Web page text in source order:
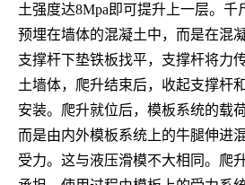
土强度达8Mpa即可提升上一层。千
预埋在墙体的混凝土中，而是在混
支撑杆下垫铁板找平，支撑杆将力
土墙体，爬升结束后，收起支撑杆
安装。爬升就位后，模板系统的载
而是由内外模板系统上的牛腿伸进
受力。这与液压滑模不大相同。爬